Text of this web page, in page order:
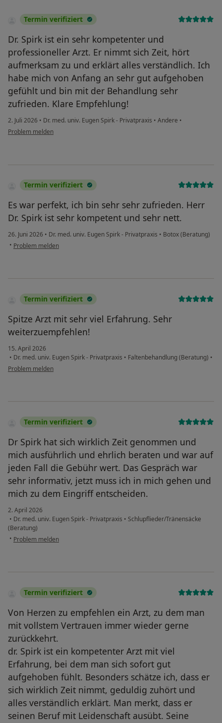
Termin verifiziert
Dr. Spirk ist ein sehr kompetenter und
professioneller Arzt. Er nimmt sich Zeit, hört
aufmerksam zu und erklärt alles verständlich. Ich
habe mich von Anfang an sehr gut aufgehoben
gefühlt und bin mit der Behandlung sehr
zufrieden. Klare Empfehlung!
2. Juli 2026 • Dr. med. univ. Eugen Spirk - Privatpraxis • Andere •
Problem melden
Termin verifiziert
Es war perfekt, ich bin sehr sehr zufrieden. Herr
Dr. Spirk ist sehr kompetent und sehr nett.
26. Juni 2026 • Dr. med. univ. Eugen Spirk - Privatpraxis • Botox (Beratung)
• Problem melden
Termin verifiziert
Spitze Arzt mit sehr viel Erfahrung. Sehr
weiterzuempfehlen!
15. April 2026
• Dr. med. univ. Eugen Spirk - Privatpraxis • Faltenbehandlung (Beratung) •
Problem melden
Termin verifiziert
Dr Spirk hat sich wirklich Zeit genommen und
mich ausführlich und ehrlich beraten und war auf
jeden Fall die Gebühr wert. Das Gespräch war
sehr informativ, jetzt muss ich in mich gehen und
mich zu dem Eingriff entscheiden.
2. April 2026
• Dr. med. univ. Eugen Spirk - Privatpraxis • Schlupflieder/Tränensäcke
(Beratung)
• Problem melden
Termin verifiziert
Von Herzen zu empfehlen ein Arzt, zu dem man
mit vollstem Vertrauen immer wieder gerne
zurückkehrt.
dr. Spirk ist ein kompetenter Arzt mit viel
Erfahrung, bei dem man sich sofort gut
aufgehoben fühlt. Besonders schätze ich, dass er
sich wirklich Zeit nimmt, geduldig zuhört und
alles verständlich erklärt. Man merkt, dass er
seinen Beruf mit Leidenschaft ausübt. Seine